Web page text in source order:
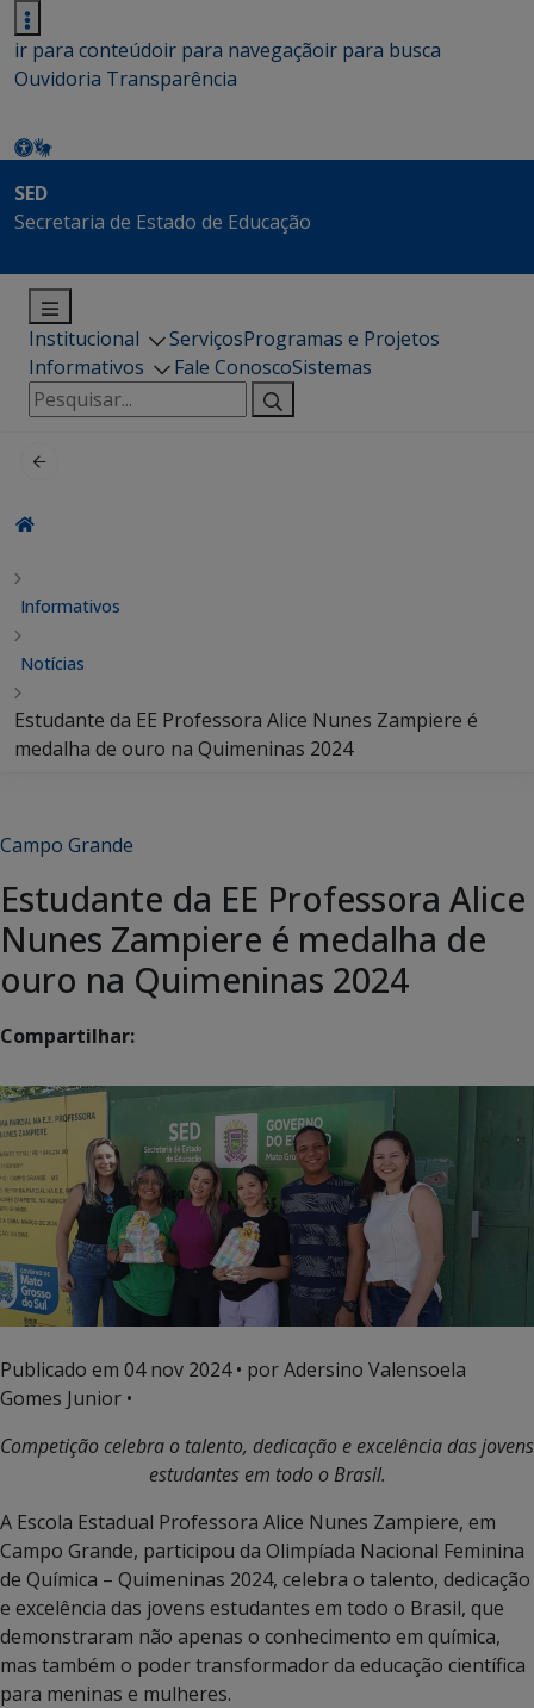
ir para conteúdoir para navegaçãoir para busca
Ouvidoria Transparência
SED
Secretaria de Estado de Educação
Institucional ServiçosProgramas e Projetos
Informativos
Fale ConoscoSistemas
Pesquisar
por:
Informativos
Notícias
Estudante da EE Professora Alice Nunes Zampiere é
medalha de ouro na Quimeninas 2024
Campo Grande
Estudante da EE Professora Alice
Nunes Zampiere é medalha de
ouro na Quimeninas 2024
Compartilhar:
Publicado em 04 nov 2024• por Adersino Valensoela
Gomes Junior •
Competição celebra o talento, dedicação e excelência das jovens
estudantes em todo o Brasil.
A Escola Estadual Professora Alice Nunes Zampiere, em
Campo Grande, participou da Olimpíada Nacional Feminina
de Química – Quimeninas 2024, celebra o talento, dedicação
e excelência das jovens estudantes em todo o Brasil, que
demonstraram não apenas o conhecimento em química,
mas também o poder transformador da educação científica
para meninas e mulheres.